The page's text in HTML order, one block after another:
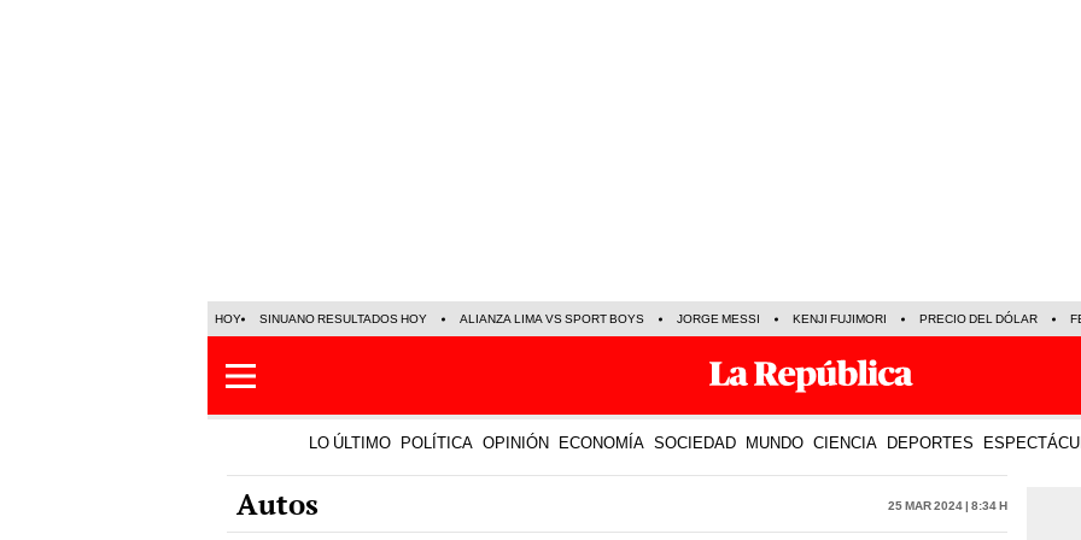
HOY SINUANO RESULTADOS HOY ALIANZA LIMA VS SPORT BOYS JORGE MESSI KENJI FUJIMORI PRECIO DEL DÓLAR
LO ÚLTIMO POLÍTICA OPINIÓN ECONOMÍA SOCIEDAD MUNDO CIENCIA DEPORTES
Autos 25 Mar 2024 | 8:34 h